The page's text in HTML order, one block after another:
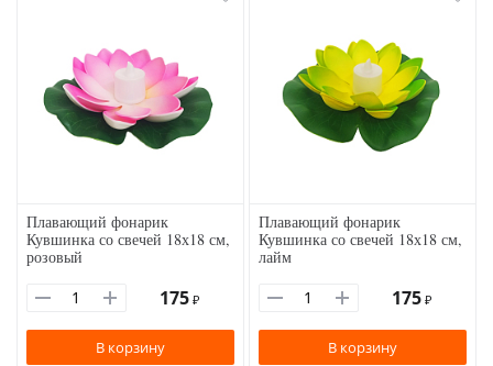
Плавающий фонарик
Кувшинка со свечей 18х18 см,
розовый
175 ₽
В корзину
Плавающий фонарик
Кувшинка со свечей 18х18 см,
лайм
175 ₽
В корзину